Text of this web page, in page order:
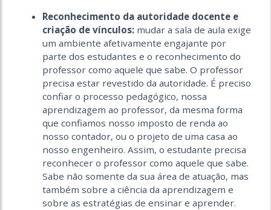
Reconhecimento da autoridade docente e
criação de vínculos: mudar a sala de aula exige
um ambiente afetivamente engajante por
parte dos estudantes e o reconhecimento do
professor como aquele que sabe. O professor
precisa estar revestido da autoridade. É preciso
confiar o processo pedagógico, nossa
aprendizagem ao professor, da mesma forma
que confiamos nosso imposto de renda ao
nosso contador, ou o projeto de uma casa ao
nosso engenheiro. Assim, o estudante precisa
reconhecer o professor como aquele que sabe.
Sabe não somente da sua área de atuação, mas
também sobre a ciência da aprendizagem e
sobre as estratégias de ensinar e aprender.